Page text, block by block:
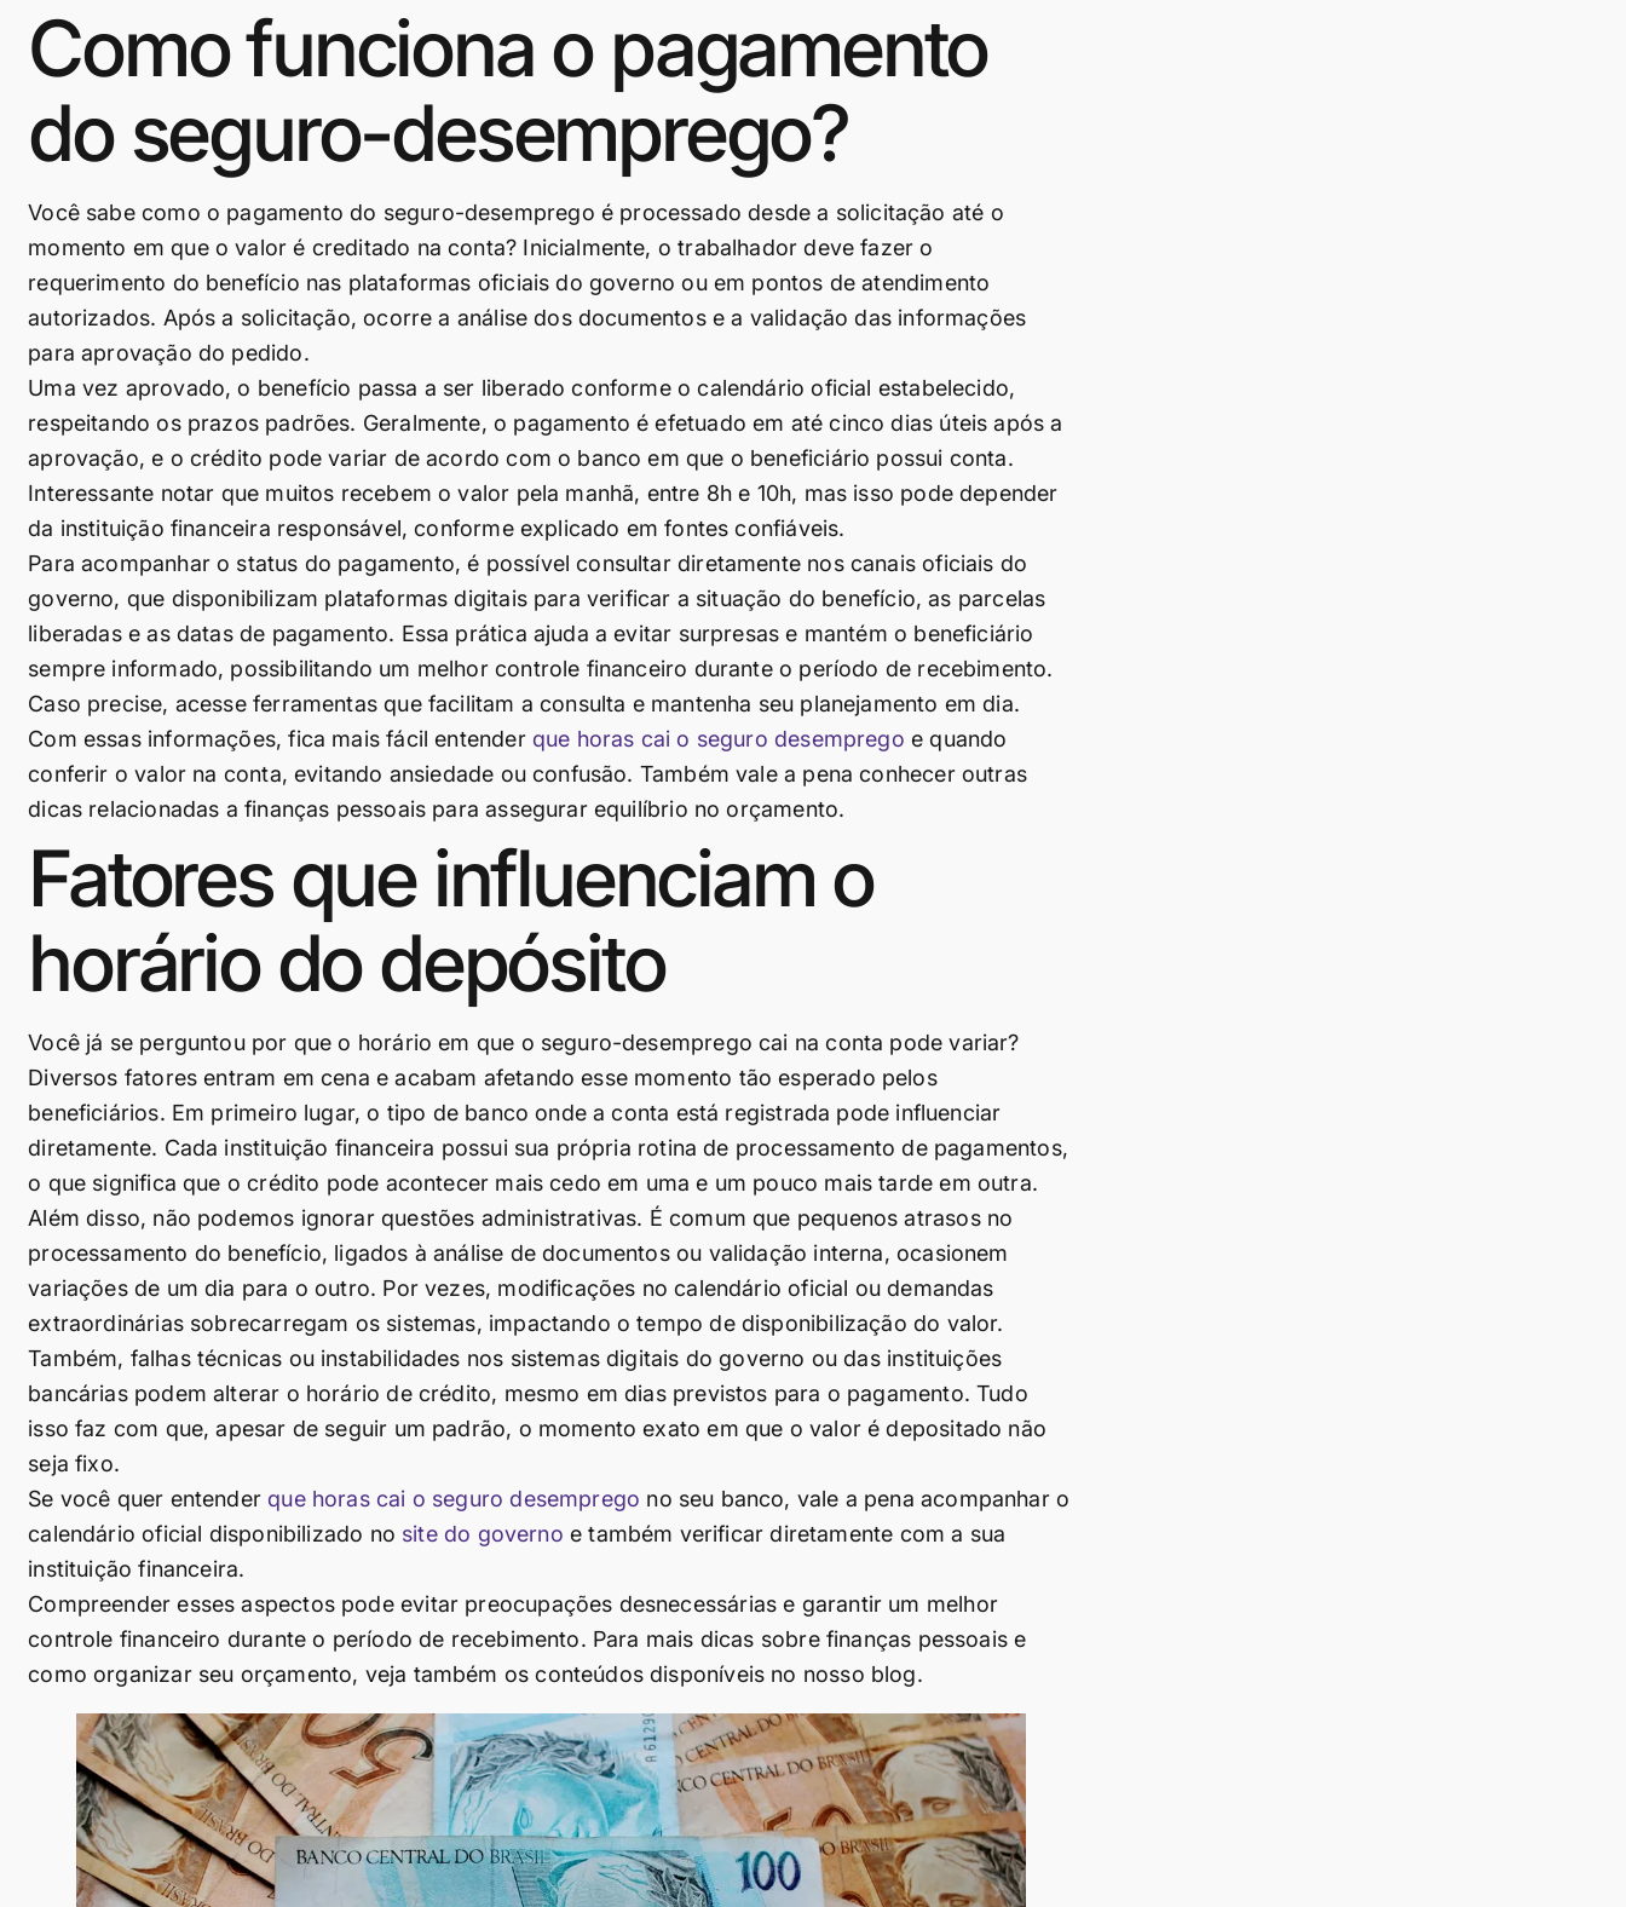
Como funciona o pagamento
do seguro-desemprego?
Você sabe como o pagamento do seguro-desemprego é processado desde a solicitação até o
momento em que o valor é creditado na conta? Inicialmente, o trabalhador deve fazer o
requerimento do benefício nas plataformas oficiais do governo ou em pontos de atendimento
autorizados. Após a solicitação, ocorre a análise dos documentos e a validação das informações
para aprovação do pedido.
Uma vez aprovado, o benefício passa a ser liberado conforme o calendário oficial estabelecido,
respeitando os prazos padrões. Geralmente, o pagamento é efetuado em até cinco dias úteis após a
aprovação, e o crédito pode variar de acordo com o banco em que o beneficiário possui conta.
Interessante notar que muitos recebem o valor pela manhã, entre 8h e 10h, mas isso pode depender
da instituição financeira responsável, conforme explicado em fontes confiáveis.
Para acompanhar o status do pagamento, é possível consultar diretamente nos canais oficiais do
governo, que disponibilizam plataformas digitais para verificar a situação do benefício, as parcelas
liberadas e as datas de pagamento. Essa prática ajuda a evitar surpresas e mantém o beneficiário
sempre informado, possibilitando um melhor controle financeiro durante o período de recebimento.
Caso precise, acesse ferramentas que facilitam a consulta e mantenha seu planejamento em dia.
Com essas informações, fica mais fácil entender que horas cai o seguro desemprego e quando
conferir o valor na conta, evitando ansiedade ou confusão. Também vale a pena conhecer outras
dicas relacionadas a finanças pessoais para assegurar equilíbrio no orçamento.
Fatores que influenciam o
horário do depósito
Você já se perguntou por que o horário em que o seguro-desemprego cai na conta pode variar?
Diversos fatores entram em cena e acabam afetando esse momento tão esperado pelos
beneficiários. Em primeiro lugar, o tipo de banco onde a conta está registrada pode influenciar
diretamente. Cada instituição financeira possui sua própria rotina de processamento de pagamentos,
o que significa que o crédito pode acontecer mais cedo em uma e um pouco mais tarde em outra.
Além disso, não podemos ignorar questões administrativas. É comum que pequenos atrasos no
processamento do benefício, ligados à análise de documentos ou validação interna, ocasionem
variações de um dia para o outro. Por vezes, modificações no calendário oficial ou demandas
extraordinárias sobrecarregam os sistemas, impactando o tempo de disponibilização do valor.
Também, falhas técnicas ou instabilidades nos sistemas digitais do governo ou das instituições
bancárias podem alterar o horário de crédito, mesmo em dias previstos para o pagamento. Tudo
isso faz com que, apesar de seguir um padrão, o momento exato em que o valor é depositado não
seja fixo.
Se você quer entender que horas cai o seguro desemprego no seu banco, vale a pena acompanhar o
calendário oficial disponibilizado no site do governo e também verificar diretamente com a sua
instituição financeira.
Compreender esses aspectos pode evitar preocupações desnecessárias e garantir um melhor
controle financeiro durante o período de recebimento. Para mais dicas sobre finanças pessoais e
como organizar seu orçamento, veja também os conteúdos disponíveis no nosso blog.